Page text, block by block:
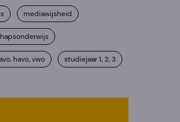
mediawijsheid
havo, vwo studiejaar 1, 2, 3